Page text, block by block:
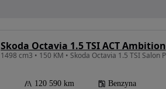
Skoda Octavia 1.5 TSI ACT Ambition
120 590 km
Benzyna